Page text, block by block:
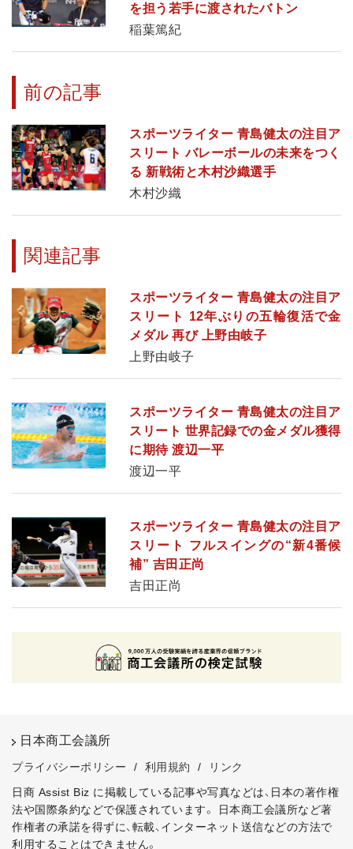
を担う若手に渡されたバトン
稲葉篤紀
前の記事
スポーツライター 青島健太の注目ア
スリート バレーボールの未来をつく
る 新戦術と木村沙織選手
木村沙織
関連記事
スポーツライター 青島健太の注目ア
スリート 12年ぶりの五輪復活で金
メダル 再び 上野由岐子
上野由岐子
スポーツライター 青島健太の注目ア
スリート 世界記録での金メダル獲得
に期待 渡辺一平
渡辺一平
スポーツライター 青島健太の注目ア
スリート フルスイングの“新4番候
補” 吉田正尚
吉田正尚
日本商工会議所
プライバシーポリシー / 利用規約 /
リンク
日商 Assist Biz に掲載している記事や写真などは、日本の著作権
法や国際条約などで保護されています。
日本商工会議所など著
作権者の承諾を得ずに、転載、インターネット送信などの方法で
利用することはできません。